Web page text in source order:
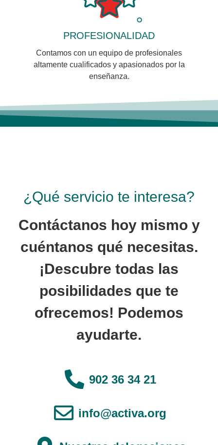
PROFESIONALIDAD
Contamos con un equipo de profesionales
altamente cualificados y apasionados por la
enseñanza.
¿Qué servicio te interesa?
Contáctanos hoy mismo y
cuéntanos qué necesitas.
¡Descubre todas las
posibilidades que te
ofrecemos! Podemos
ayudarte.
902 36 34 21
info@activa.org